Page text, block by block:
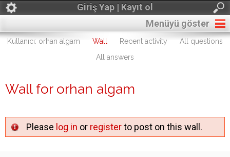
Giriş Yap | Kayıt ol
Menüyü göster
Kullanıcı: orhan algam Wall Recent activity
All questions
All answers
Wall for orhan algam
Please log in or registerto post on this wall.